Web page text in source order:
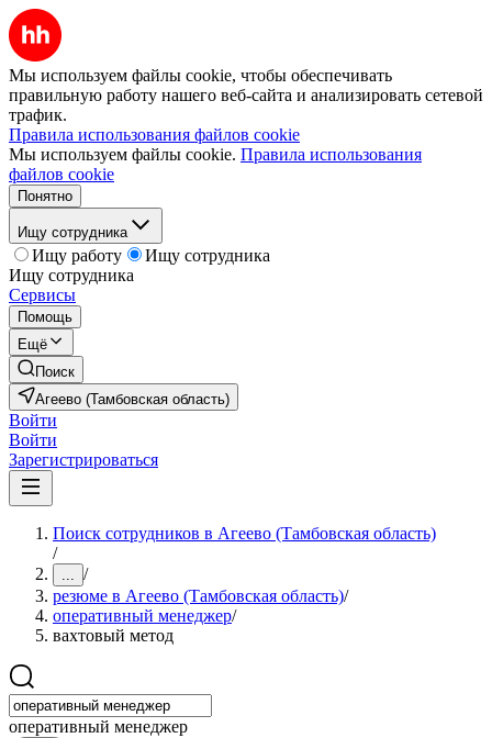
Мы используем файлы cookie, чтобы обеспечивать
правильную работу нашего веб-сайта и анализировать сетевой
трафик.
Правила использования файлов cookie
Мы используем файлы cookie. Правила использования
файлов cookie
Понятно
Ищу сотрудника
Ищу работу
Ищу сотрудника
Ищу сотрудника
Сервисы
Помощь
Ещё
Поиск
Агеево (Тамбовская область)
Войти
Войти
Зарегистрироваться
Поиск сотрудников в Агеево (Тамбовская область)
/
... /
резюме в Агеево (Тамбовская область)/
оперативный менеджер/
вахтовый метод
оперативный менеджер